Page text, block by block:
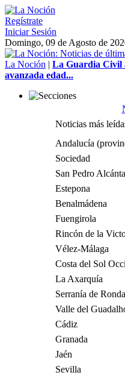
Regístrate
Iniciar Sesión
Domingo, 09 de Agosto de
La Noción | La Guardia Civil
avanzada edad...
Noticias más
Andalucía
Sociedad
San Pedro
Estepona
Benalmádena
Fuengirola
Rincón de la
Vélez-Málaga
Costa del Sol
La Axarquía
Serranía de Ronda
Valle del
Cádiz
Granada
Jaén
Sevilla